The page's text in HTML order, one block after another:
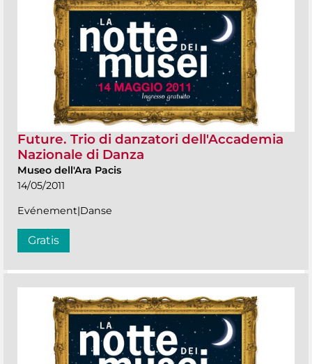
Future. Trio di danzatori dell'Accademia
Nazionale di Danza
Museo dell'Ara Pacis
14/05/2011
Evénement|Danse
Gratis